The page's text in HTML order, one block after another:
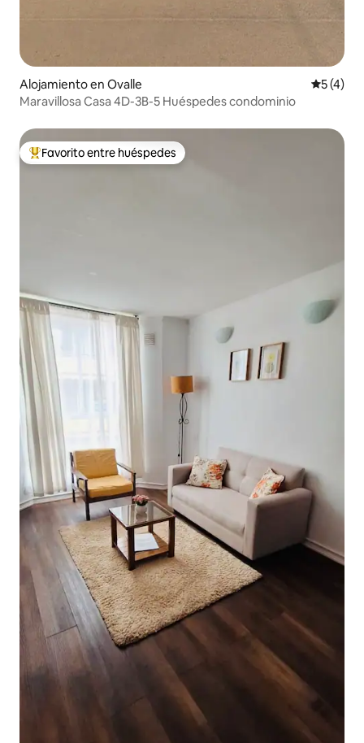
Alojamiento en Ovalle
5 (4)
Maravillosa Casa 4D-3B-5 Huéspedes condominio
Favorito entre huéspedes preferido
Favorito entre huéspedes